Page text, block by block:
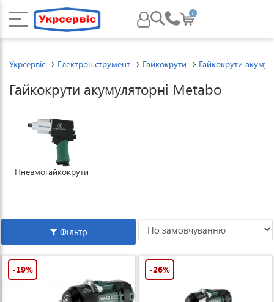
0
Укрсервіс Електроінструмент Гайкокрути Гайкокрути
Гайкокрути акумуляторні Metabo
Пневмогайкокрути
Фільтр
-19% -26%